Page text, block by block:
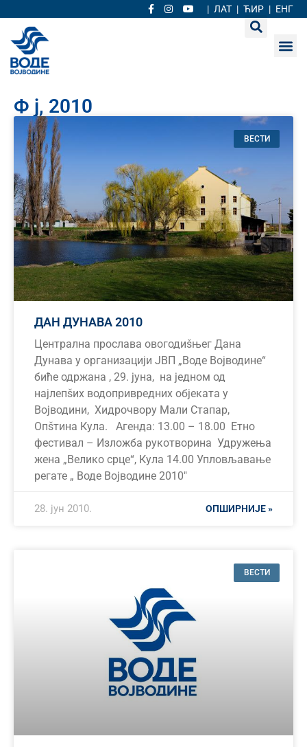
| ЛАТ | ЋИР | ЕНГ
Ф ј, 2010
ВЕСТИ
ДАН ДУНАВА 2010
Централна прослава овогодиšњег Дана
Дунава у организацији ЈВП „Воде Војводине“
биће одржана , 29. јуна, на једном од
најлепšих водопривредних објеката у
Војводини, Хидрочвору Мали Стапар,
Опšтина Кула. Агенда: 13.00 – 18.00 Етно
фестивал – Изложба рукотворина Удружења
жена „Велико срце“, Кула 14.00 Упловљавање
регате „ Воде Војводине 2010″
ОПШИРНИЈЕ »
28. јун 2010.
ВЕСТИ